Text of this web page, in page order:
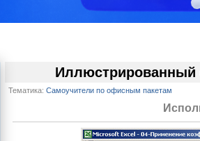
Иллюстрированный
Тематика: Самоучители по офисным пакетам